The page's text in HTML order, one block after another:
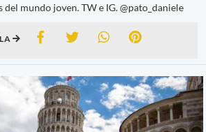
mundo joven. TW e IG. @pato_daniele